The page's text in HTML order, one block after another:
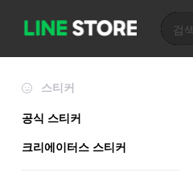
스티커
공식 스티커
크리에이터스 스티커